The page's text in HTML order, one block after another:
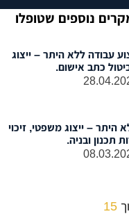
נוספים שטופלו
עבודה ללא היתר – ייצוג
כתב אישום.
היתר – ייצוג משפטי, זיכוי
תכנון ובניה.
15